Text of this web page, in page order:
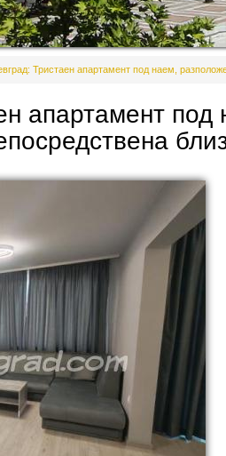
Тристаен апартамент под наем,
апартамент